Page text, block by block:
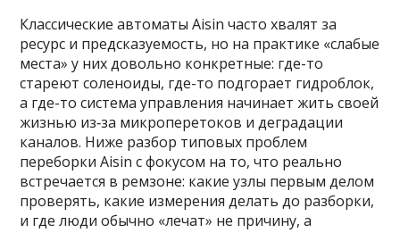
Классические автоматы Aisin часто хвалят за
ресурс и предсказуемость, но на практике «слабые
места» у них довольно конкретные: где-то
стареют соленоиды, где-то подгорает гидроблок,
а где-то система управления начинает жить своей
жизнью из‑за микроперетоков и деградации
каналов. Ниже разбор типовых проблем
переборки Aisin с фокусом на то, что реально
встречается в ремзоне: какие узлы первым делом
проверять, какие измерения делать до разборки,
и где люди обычно «лечат» не причину, а